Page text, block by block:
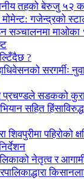
तहको बेरुजु ५२
मोमेन्ट: गजेन्द्रको
सञ्चालनमा माओका
?
सरगर्मीः
सडकको
सहित
शिवपुरीमा पहिरोको
नेतृत्व र आगामी